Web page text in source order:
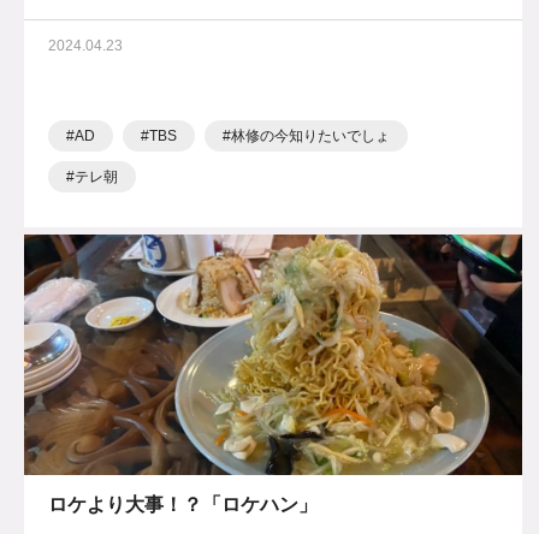
2024.04.23
AD TBS 林修の今知りたいでしょ
テレ朝
ロケより大事！？「ロケハン」